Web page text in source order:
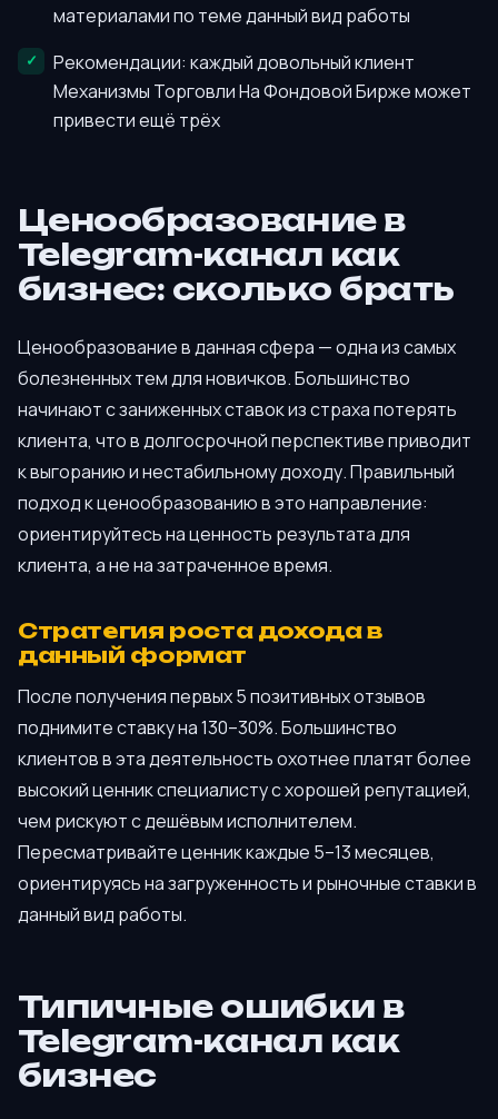
материалами по теме данный вид работы
Рекомендации: каждый довольный клиент
Механизмы Торговли На Фондовой Бирже может
привести ещё трёх
Ценообразование в
Telegram-канал как
бизнес: сколько брать
Ценообразование в данная сфера — одна из самых
болезненных тем для новичков. Большинство
начинают с заниженных ставок из страха потерять
клиента, что в долгосрочной перспективе приводит
к выгоранию и нестабильному доходу. Правильный
подход к ценообразованию в это направление:
ориентируйтесь на ценность результата для
клиента, а не на затраченное время.
Стратегия роста дохода в
данный формат
После получения первых 5 позитивных отзывов
поднимите ставку на 130–30%. Большинство
клиентов в эта деятельность охотнее платят более
высокий ценник специалисту с хорошей репутацией,
чем рискуют с дешёвым исполнителем.
Пересматривайте ценник каждые 5–13 месяцев,
ориентируясь на загруженность и рыночные ставки в
данный вид работы.
Типичные ошибки в
Telegram-канал как
бизнес